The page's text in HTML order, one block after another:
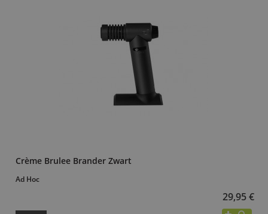
Crème Brulee Brander Zwart
Ad Hoc
29,95 €